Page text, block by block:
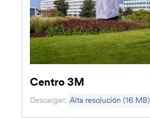
Centro 3M
Descargar: Alta resolución (16 MB)